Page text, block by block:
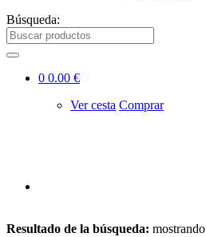
Búsqueda:
0 0.00 €
Ver cesta Comprar
Resultado de la búsqueda: mostrando